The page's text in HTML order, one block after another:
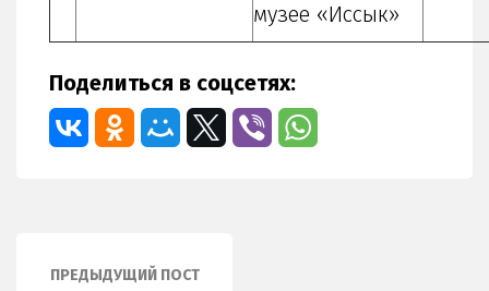
музее «Иссык»
Поделиться в соцсетях:
ПРЕДЫДУЩИЙ ПОСТ